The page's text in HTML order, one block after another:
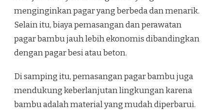
menginginkan pagar yang berbeda dan menarik.
Selain itu, biaya pemasangan dan perawatan
pagar bambu jauh lebih ekonomis dibandingkan
dengan pagar besi atau beton.
Di samping itu, pemasangan pagar bambu juga
mendukung keberlanjutan lingkungan karena
bambu adalah material yang mudah diperbarui.